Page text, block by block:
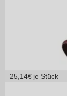
25,14€ je Stück